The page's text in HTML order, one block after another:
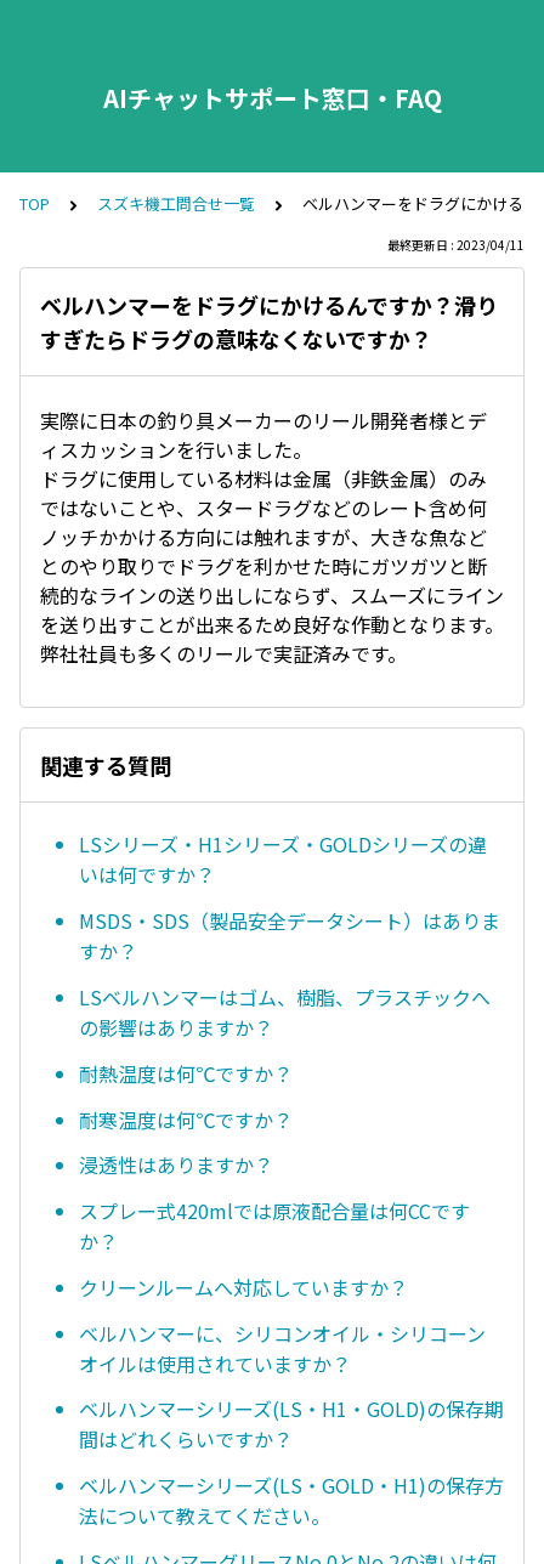
AIチャットサポート窓口・FAQ
TOP スズキ機工問合せ一覧 ベルハンマーをドラグにかける
最終更新日 : 2023/04/11
ベルハンマーをドラグにかけるんですか？滑り
すぎたらドラグの意味なくないですか？
実際に日本の釣り具メーカーのリール開発者様とデ
ィスカッションを行いました。
ドラグに使用している材料は金属（非鉄金属）のみ
ではないことや、スタードラグなどのレート含め何
ノッチかかける方向には触れますが、大きな魚など
とのやり取りでドラグを利かせた時にガツガツと断
続的なラインの送り出しにならず、スムーズにライン
を送り出すことが出来るため良好な作動となります。
弊社社員も多くのリールで実証済みです。
関連する質問
LSシリーズ・H1シリーズ・GOLDシリーズの違
いは何ですか？
MSDS・SDS（製品安全データシート）はありま
すか？
LSベルハンマーはゴム、樹脂、プラスチックへ
の影響はありますか？
耐熱温度は何℃ですか？
耐寒温度は何℃ですか？
浸透性はありますか？
スプレー式420mlでは原液配合量は何CCです
か？
クリーンルームへ対応していますか？
ベルハンマーに、シリコンオイル・シリコーン
オイルは使用されていますか？
ベルハンマーシリーズ(LS・H1・GOLD)の保存期
間はどれくらいですか？
ベルハンマーシリーズ(LS・GOLD・H1)の保存方
法について教えてください。